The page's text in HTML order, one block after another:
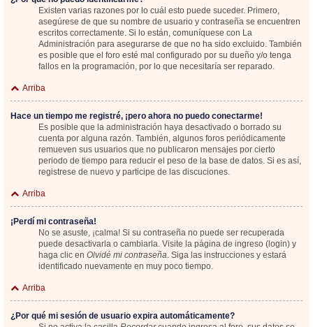
Existen varias razones por lo cuál esto puede suceder. Primero,
asegúrese de que su nombre de usuario y contraseña se encuentren
escritos correctamente. Si lo están, comuníquese con La
Administración para asegurarse de que no ha sido excluido. También
es posible que el foro esté mal configurado por su dueño y/o tenga
fallos en la programación, por lo que necesitaría ser reparado.
Arriba
Hace un tiempo me registré, ¡pero ahora no puedo conectarme!
Es posible que la administración haya desactivado o borrado su
cuenta por alguna razón. También, algunos foros periódicamente
remueven sus usuarios que no publicaron mensajes por cierto
periodo de tiempo para reducir el peso de la base de datos. Si es así,
registrese de nuevo y participe de las discuciones.
Arriba
¡Perdí mi contraseña!
No se asuste, ¡calma! Si su contraseña no puede ser recuperada
puede desactivarla o cambiarla. Visite la página de ingreso (login) y
haga clic en Olvidé mi contraseña. Siga las instrucciones y estará
identificado nuevamente en muy poco tiempo.
Arriba
¿Por qué mi sesión de usuario expira automáticamente?